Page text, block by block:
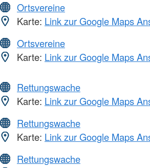
Ortsvereine
Karte: Link zur Google Maps
Ortsvereine
Karte: Link zur Google Maps
Rettungswache
Karte: Link zur Google Maps
Rettungswache
Karte: Link zur Google Maps
Rettungswache